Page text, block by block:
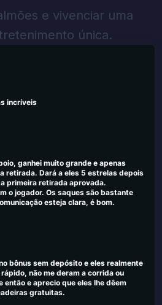
e vivenciar uma
única.
serviço.
incríveis
ganhei muito grande e apenas
retirada. Dará a eles 5 estrelas depois
primeira retirada aprovada.
o jogador. Os saques são bastante
esteja clara, é bom.
bônus sem depósito e eles realmente
não me deram a corrida ou
e aprecio que eles lhe dêem
gratuitas.